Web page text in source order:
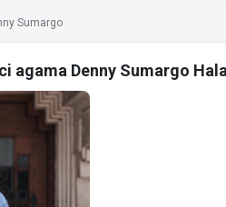
Sumargo
agama Denny Sumargo